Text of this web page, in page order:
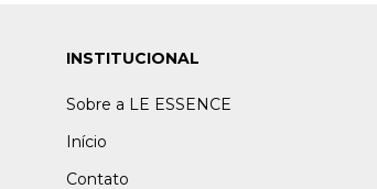
INSTITUCIONAL
Sobre a LE ESSENCE
Início
Contato